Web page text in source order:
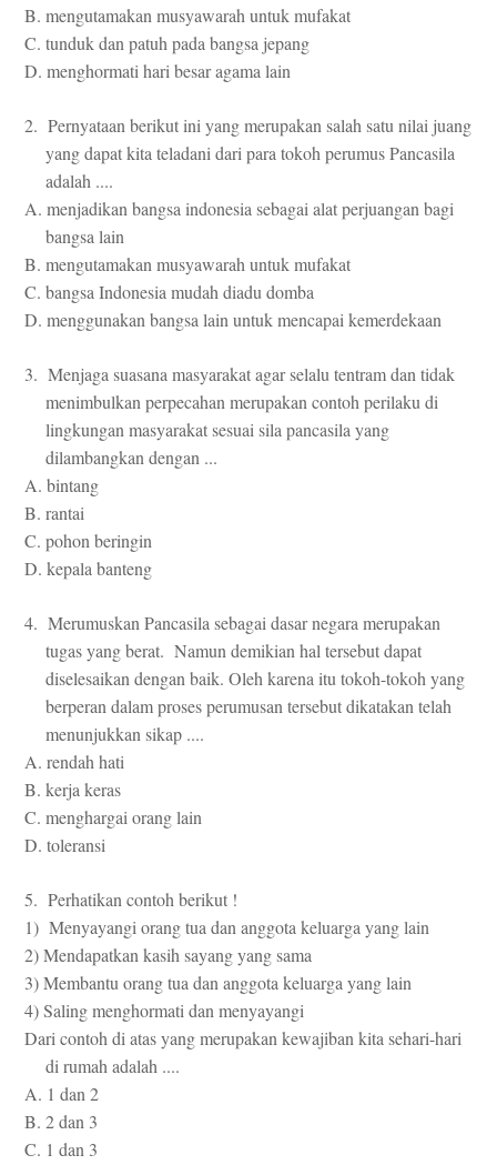
B. mengutamakan musyawarah untuk mufakat
C. tunduk dan patuh pada bangsa jepang
D. menghormati hari besar agama lain
2. Pernyataan berikut ini yang merupakan salah satu nilai juang
yang dapat kita teladani dari para tokoh perumus Pancasila
adalah ....
A. menjadikan bangsa indonesia sebagai alat perjuangan bagi
bangsa lain
B. mengutamakan musyawarah untuk mufakat
C. bangsa Indonesia mudah diadu domba
D. menggunakan bangsa lain untuk mencapai kemerdekaan
3. Menjaga suasana masyarakat agar selalu tentram dan tidak
menimbulkan perpecahan merupakan contoh perilaku di
lingkungan masyarakat sesuai sila pancasila yang
dilambangkan dengan ...
A. bintang
B. rantai
C. pohon beringin
D. kepala banteng
4. Merumuskan Pancasila sebagai dasar negara merupakan
tugas yang berat. Namun demikian hal tersebut dapat
diselesaikan dengan baik. Oleh karena itu tokoh-tokoh yang
berperan dalam proses perumusan tersebut dikatakan telah
menunjukkan sikap ....
A. rendah hati
B. kerja keras
C. menghargai orang lain
D. toleransi
5. Perhatikan contoh berikut !
1) Menyayangi orang tua dan anggota keluarga yang lain
2) Mendapatkan kasih sayang yang sama
3) Membantu orang tua dan anggota keluarga yang lain
4) Saling menghormati dan menyayangi
Dari contoh di atas yang merupakan kewajiban kita sehari-hari
di rumah adalah ....
A. 1 dan 2
B. 2 dan 3
C. 1 dan 3